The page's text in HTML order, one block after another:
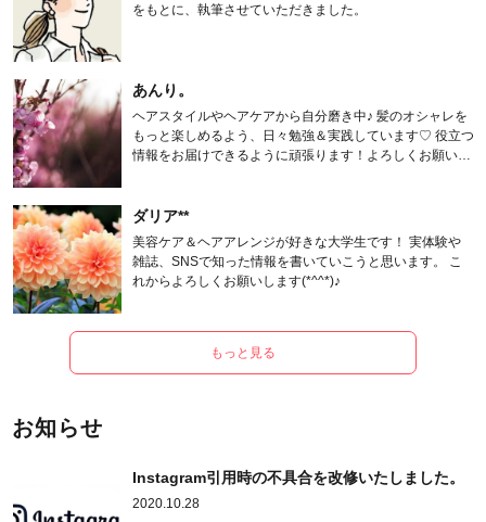
をもとに、執筆させていただきました。
あんり。
ヘアスタイルやヘアケアから自分磨き中♪ 髪のオシャレを
もっと楽しめるよう、日々勉強＆実践しています♡ 役立つ
情報をお届けできるように頑張ります！よろしくお願いし
ダリア**
美容ケア＆ヘアアレンジが好きな大学生です！ 実体験や
雑誌、SNSで知った情報を書いていこうと思います。 こ
れからよろしくお願いします(*^^*)♪
もっと見る
お知らせ
Instagram引用時の不具合を改修いたしました。
2020.10.28